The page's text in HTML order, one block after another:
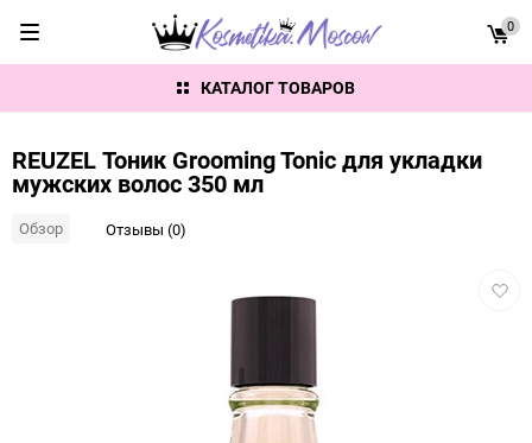
КАТАЛОГ ТОВАРОВ
0
REUZEL Тоник Grooming Tonic для укладки
мужских волос 350 мл
Обзор Отзывы (0)